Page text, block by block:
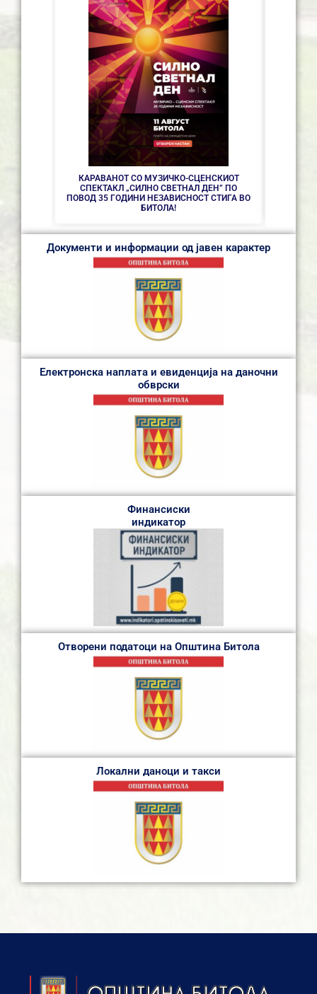
КАРАВАНОТ СО МУЗИЧКО-СЦЕНСКИОТ
СПЕКТАКЛ „СИЛНО СВЕТНАЛ ДЕН” ПО
ПОВОД 35 ГОДИНИ НЕЗАВИСНОСТ СТИГА ВО
БИТОЛА!
Документи и информации од јавен карактер
Електронска наплата и евиденција на даночни
обврски
Финансиски
индикатор
Отворени податоци на Општина Битола
Локални даноци и такси